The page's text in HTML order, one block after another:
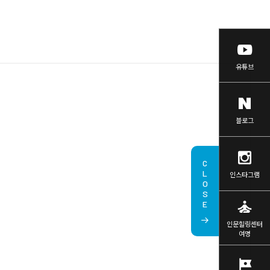
유튜브
블로그
인스타그램
self_improvement
인문힐링센터
여명
tour
CLOSE